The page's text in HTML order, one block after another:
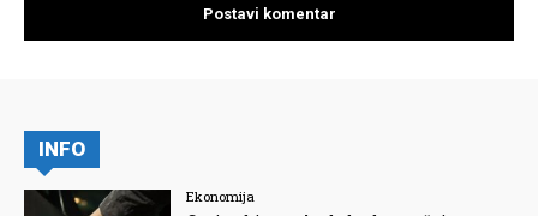
INFO
Ekonomija